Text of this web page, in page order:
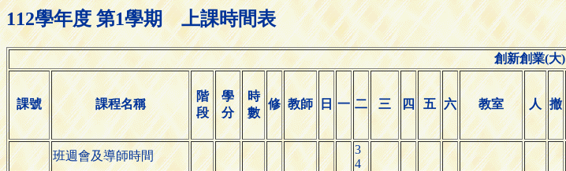
112學年度 第1學期 上課時間表
創新創業(大)
課號 課程名稱
階
段
學
分
時
數
修 教師 日 一 二 三 四 五 六 教室 人 撤
班週會及導師時間
3
4